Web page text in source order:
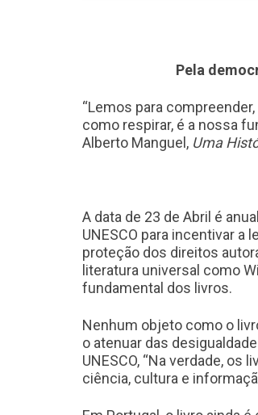
Pela
“Lemos para
como respirar, é a nossa
Alberto Manguel, Uma
A data de 23 de Abril é
UNESCO para incentivar a
proteção dos direitos
literatura universal como
fundamental dos livros.
Nenhum objeto como o
o atenuar das
UNESCO, “Na verdade,
ciência, cultura e